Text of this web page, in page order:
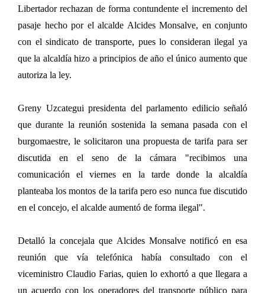
Libertador rechazan de forma contundente el incremento del
pasaje hecho por el alcalde Alcides Monsalve, en conjunto
con el sindicato de transporte, pues lo consideran ilegal ya
que la alcaldía hizo a principios de año el único aumento que
autoriza la ley.
Greny Uzcategui presidenta del parlamento edilicio señaló
que durante la reunión sostenida la semana pasada con el
burgomaestre, le solicitaron una propuesta de tarifa para ser
discutida en el seno de la cámara "recibimos una
comunicación el viernes en la tarde donde la alcaldía
planteaba los montos de la tarifa pero eso nunca fue discutido
en el concejo, el alcalde aumentó de forma ilegal".
Detalló la concejala que Alcides Monsalve notificó en esa
reunión que vía telefónica había consultado con el
viceministro Claudio Farias, quien lo exhortó a que llegara a
un acuerdo con los operadores del transporte público para